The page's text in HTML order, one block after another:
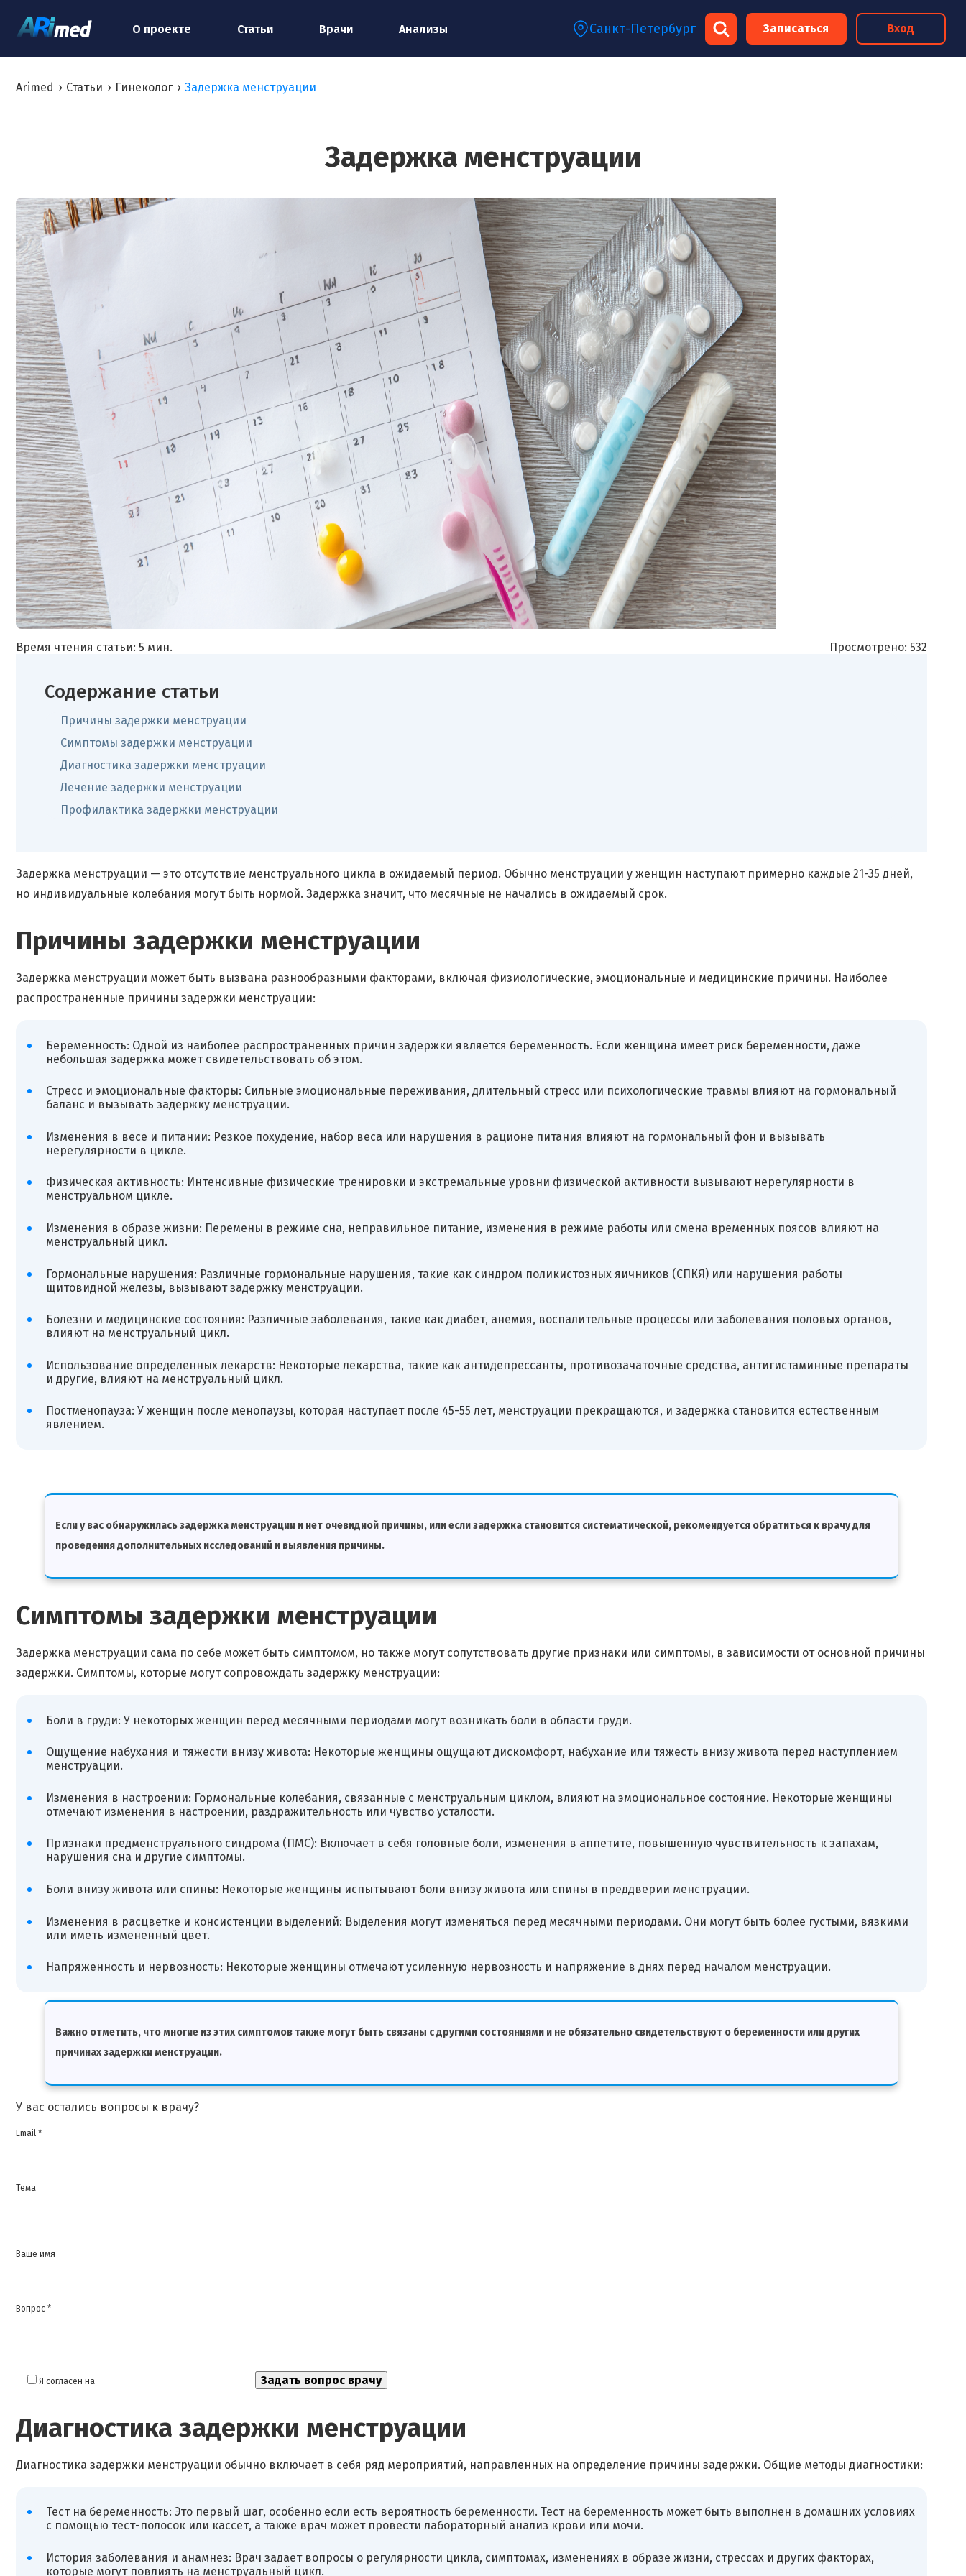
О проекте Статьи Врачи Анализы Санкт-Петербург Записаться Вход
Arimed › Статьи › Гинеколог › Задержка менструации
Задержка менструации
Время чтения статьи: 5 мин. Просмотрено: 532
Содержание статьи
Причины задержки менструации
Симптомы задержки менструации
Диагностика задержки менструации
Лечение задержки менструации
Профилактика задержки менструации
Задержка менструации — это отсутствие менструального цикла в ожидаемый период. Обычно менструации у женщин наступают примерно каждые 21-35 дней,
но индивидуальные колебания могут быть нормой. Задержка значит, что месячные не начались в ожидаемый срок.
Причины задержки менструации
Задержка менструации может быть вызвана разнообразными факторами, включая физиологические, эмоциональные и медицинские причины. Наиболее
распространенные причины задержки менструации:
Беременность: Одной из наиболее распространенных причин задержки является беременность. Если женщина имеет риск беременности, даже
небольшая задержка может свидетельствовать об этом.
Стресс и эмоциональные факторы: Сильные эмоциональные переживания, длительный стресс или психологические травмы влияют на гормональный
баланс и вызывать задержку менструации.
Изменения в весе и питании: Резкое похудение, набор веса или нарушения в рационе питания влияют на гормональный фон и вызывать
нерегулярности в цикле.
Физическая активность: Интенсивные физические тренировки и экстремальные уровни физической активности вызывают нерегулярности в
менструальном цикле.
Изменения в образе жизни: Перемены в режиме сна, неправильное питание, изменения в режиме работы или смена временных поясов влияют на
менструальный цикл.
Гормональные нарушения: Различные гормональные нарушения, такие как синдром поликистозных яичников (СПКЯ) или нарушения работы
щитовидной железы, вызывают задержку менструации.
Болезни и медицинские состояния: Различные заболевания, такие как диабет, анемия, воспалительные процессы или заболевания половых органов,
влияют на менструальный цикл.
Использование определенных лекарств: Некоторые лекарства, такие как антидепрессанты, противозачаточные средства, антигистаминные препараты
и другие, влияют на менструальный цикл.
Постменопауза: У женщин после менопаузы, которая наступает после 45-55 лет, менструации прекращаются, и задержка становится естественным
явлением.
Если у вас обнаружилась задержка менструации и нет очевидной причины, или если задержка становится систематической, рекомендуется обратиться к врачу для
проведения дополнительных исследований и выявления причины.
Симптомы задержки менструации
Задержка менструации сама по себе может быть симптомом, но также могут сопутствовать другие признаки или симптомы, в зависимости от основной причины
задержки. Симптомы, которые могут сопровождать задержку менструации:
Боли в груди: У некоторых женщин перед месячными периодами могут возникать боли в области груди.
Ощущение набухания и тяжести внизу живота: Некоторые женщины ощущают дискомфорт, набухание или тяжесть внизу живота перед наступлением
менструации.
Изменения в настроении: Гормональные колебания, связанные с менструальным циклом, влияют на эмоциональное состояние. Некоторые женщины
отмечают изменения в настроении, раздражительность или чувство усталости.
Признаки предменструального синдрома (ПМС): Включает в себя головные боли, изменения в аппетите, повышенную чувствительность к запахам,
нарушения сна и другие симптомы.
Боли внизу живота или спины: Некоторые женщины испытывают боли внизу живота или спины в преддверии менструации.
Изменения в расцветке и консистенции выделений: Выделения могут изменяться перед месячными периодами. Они могут быть более густыми, вязкими
или иметь измененный цвет.
Напряженность и нервозность: Некоторые женщины отмечают усиленную нервозность и напряжение в днях перед началом менструации.
Важно отметить, что многие из этих симптомов также могут быть связаны с другими состояниями и не обязательно свидетельствуют о беременности или других
причинах задержки менструации.
У вас остались вопросы к врачу?
Email *
Тема
Ваше имя
Вопрос *
Я согласен на
Диагностика задержки менструации
Диагностика задержки менструации обычно включает в себя ряд мероприятий, направленных на определение причины задержки. Общие методы диагностики:
Тест на беременность: Это первый шаг, особенно если есть вероятность беременности. Тест на беременность может быть выполнен в домашних условиях
с помощью тест-полосок или кассет, а также врач может провести лабораторный анализ крови или мочи.
История заболевания и анамнез: Врач задает вопросы о регулярности цикла, симптомах, изменениях в образе жизни, стрессах и других факторах,
которые могут повлиять на менструальный цикл.
×
Ваш e-mail:*
Я согласен на обработку моих персональных данных